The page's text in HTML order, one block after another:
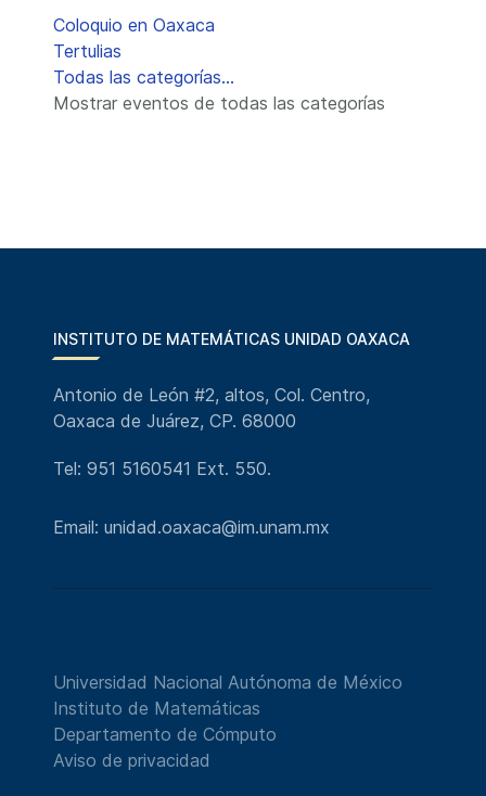
Coloquio en Oaxaca
Tertulias
Todas las categorías...
Mostrar eventos de todas las categorías
INSTITUTO DE MATEMÁTICAS UNIDAD OAXACA
Antonio de León #2, altos, Col. Centro,
Oaxaca de Juárez, CP. 68000
Tel: 951 5160541 Ext. 550.
Email: unidad.oaxaca@im.unam.mx
Universidad Nacional Autónoma de México
Instituto de Matemáticas
Departamento de Cómputo
Aviso de privacidad